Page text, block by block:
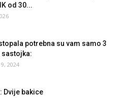
od 30...
potrebna su vam samo 3
sastojka:
2024
Dvije bakice